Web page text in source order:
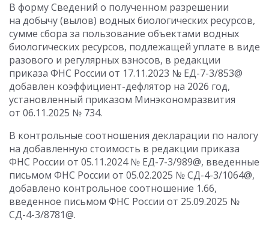
В форму Сведений о полученном разрешении
на добычу (вылов) водных биологических ресурсов,
сумме сбора за пользование объектами водных
биологических ресурсов, подлежащей уплате в виде
разового и регулярных взносов, в редакции
приказа ФНС России от 17.11.2023 № ЕД-7-3/853@
добавлен коэффициент-дефлятор на 2026 год,
установленный приказом Минэкономразвития
от 06.11.2025 № 734.
В контрольные соотношения декларации по налогу
на добавленную стоимость в редакции приказа
ФНС России от 05.11.2024 № ЕД-7-3/989@, введенные
письмом ФНС России от 05.02.2025 № СД-4-3/1064@,
добавлено контрольное соотношение 1.66,
введенное письмом ФНС России от 25.09.2025 №
СД-4-3/8781@.